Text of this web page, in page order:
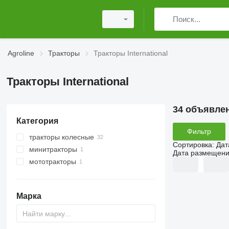
Agroline Тракторы Тракторы International
Тракторы International
Категория
тракторы колесные
минитракторы
мототракторы
Марка
34
Фильтр
Сортировка:
Дата